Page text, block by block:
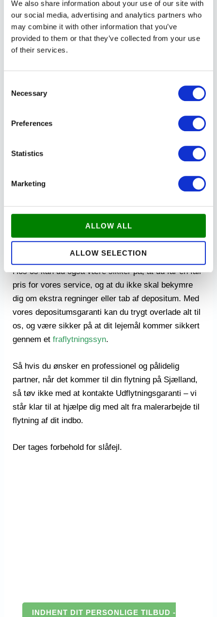
We also share information about your use of our site with
our social media, advertising and analytics partners who
may combine it with other information that you’ve
provided to them or that they’ve collected from your use
of their services.
Selection
Necessary
Preferences
Statistics
Marketing
ALLOW ALL
ALLOW SELECTION
miljømærket kvalitetsmaling fra Beckers, så du kan
være sikker på, at dit nye hjem har det absolut
bedste indeklima.
opgave. Det sikrer, at arbejdet altid er af højeste
forventninger.
UDFLYTNINGSGARANTI TAGE HÅND OM
Vores erfaring og kompetencer sikrer os at vi kan
håndtere ethvert projekt, vi får i hænderne. Vi
garanterer dig et flot resultat. Og vi har et tæt
samarbejde med LLO så vi er nogle af Danmarks
bedste til at hjælpe netop dig.
Hos os kan du også være sikker på, at du får en fair
pris for vores service, og at du ikke skal bekymre
dig om ekstra regninger eller tab af depositum. Med
vores depositumsgaranti kan du trygt overlade alt til
os, og være sikker på at dit lejemål kommer sikkert
gennem etfraflytningssyn.
Så hvis du ønsker en professionel og pålidelig
partner, når det kommer til din flytning på Sjælland,
så tøv ikke med at kontakte Udflytningsgaranti – vi
står klar til at hjælpe dig med alt fra malerarbejde til
flytning af dit indbo.
Der tages forbehold for slåfejl.
INDHENT DIT PERSONLIGE TILBUD -